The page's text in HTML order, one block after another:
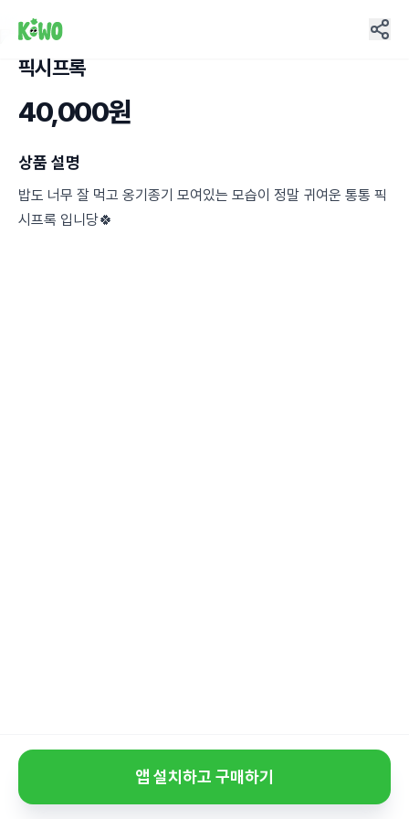
픽시프록
40,000원
상품 설명
밥도 너무 잘 먹고 옹기종기 모여있는 모습이 정말 귀여운 통통 픽
시프록 입니당🍀
앱 설치하고 구매하기